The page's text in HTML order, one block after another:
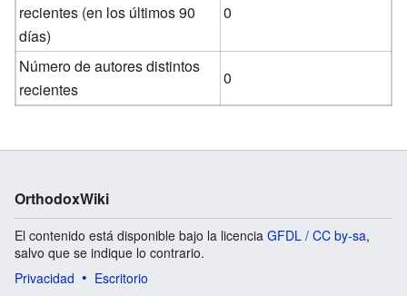
recientes (en los últimos 90
días)
0
Número de autores distintos
recientes
0
OrthodoxWiki
El contenido está disponible bajo la licencia GFDL / CC by-sa,
salvo que se indique lo contrario.
Privacidad
Escritorio